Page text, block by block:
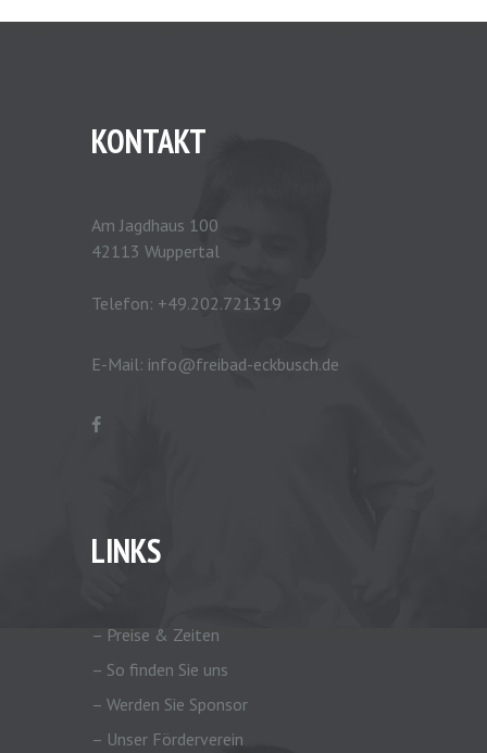
KONTAKT
Am Jagdhaus 100
42113 Wuppertal
Telefon: +49.202.721319
E-Mail: info@freibad-eckbusch.de
LINKS
– Preise & Zeiten
– So finden Sie uns
– Werden Sie Sponsor
– Unser Förderverein